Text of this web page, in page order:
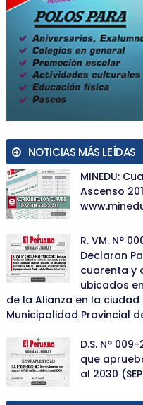
NOTICIAS MÁS LEÍDAS
MINEDU:
Ascenso
R. VM. N°
Declaran
cuarenta y
ubicados
de la Alianza en la
Municipalidad Provincial
D.S. N°
que
al 2030